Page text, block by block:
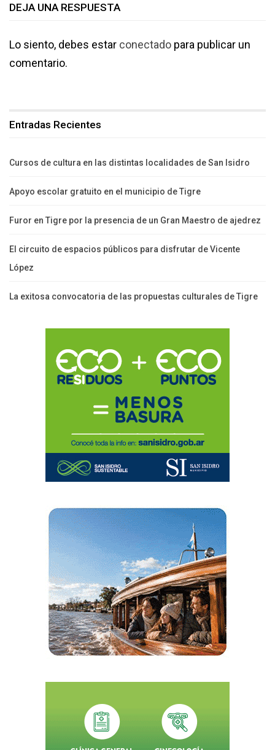
DEJA UNA RESPUESTA
Lo siento, debes estar conectado para publicar un
comentario.
Entradas Recientes
Cursos de cultura en las distintas localidades de San Isidro
Apoyo escolar gratuito en el municipio de Tigre
Furor en Tigre por la presencia de un Gran Maestro de ajedrez
El circuito de espacios públicos para disfrutar de Vicente
López
La exitosa convocatoria de las propuestas culturales de Tigre